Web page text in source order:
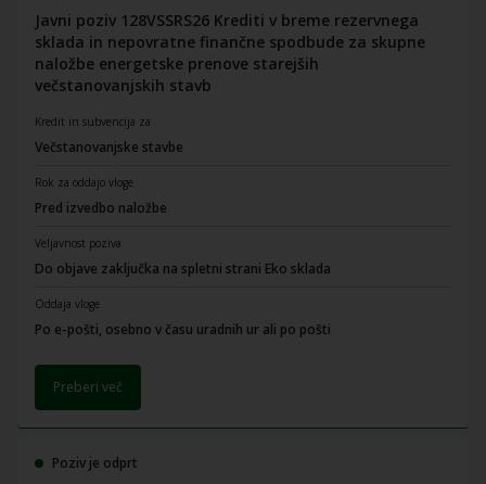
Javni poziv 128VSSRS26 Krediti v breme rezervnega
sklada in nepovratne finančne spodbude za skupne
naložbe energetske prenove starejših
večstanovanjskih stavb
Kredit in subvencija za
Večstanovanjske stavbe
Rok za oddajo vloge
Pred izvedbo naložbe
Veljavnost poziva
Do objave zaključka na spletni strani Eko sklada
Oddaja vloge
Po e-pošti, osebno v času uradnih ur ali po pošti
Preberi več
Poziv je odprt